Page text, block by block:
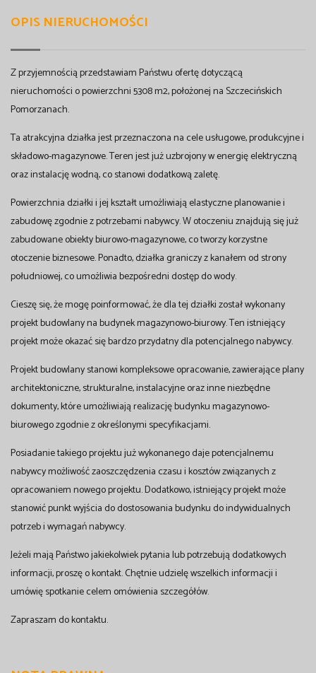
OPIS NIERUCHOMOŚCI
Z przyjemnością przedstawiam Państwu ofertę dotyczącą
nieruchomości o powierzchni 5308 m2, położonej na Szczecińskich
Pomorzanach.
Ta atrakcyjna działka jest przeznaczona na cele usługowe, produkcyjne i
składowo-magazynowe. Teren jest już uzbrojony w energię elektryczną
oraz instalację wodną, co stanowi dodatkową zaletę.
Powierzchnia działki i jej kształt umożliwiają elastyczne planowanie i
zabudowę zgodnie z potrzebami nabywcy. W otoczeniu znajdują się już
zabudowane obiekty biurowo-magazynowe, co tworzy korzystne
otoczenie biznesowe. Ponadto, działka graniczy z kanałem od strony
południowej, co umożliwia bezpośredni dostęp do wody.
Cieszę się, że mogę poinformować, że dla tej działki został wykonany
projekt budowlany na budynek magazynowo-biurowy. Ten istniejący
projekt może okazać się bardzo przydatny dla potencjalnego nabywcy.
Projekt budowlany stanowi kompleksowe opracowanie, zawierające plany
architektoniczne, strukturalne, instalacyjne oraz inne niezbędne
dokumenty, które umożliwiają realizację budynku magazynowo-
biurowego zgodnie z określonymi specyfikacjami.
Posiadanie takiego projektu już wykonanego daje potencjalnemu
nabywcy możliwość zaoszczędzenia czasu i kosztów związanych z
opracowaniem nowego projektu. Dodatkowo, istniejący projekt może
stanowić punkt wyjścia do dostosowania budynku do indywidualnych
potrzeb i wymagań nabywcy.
Jeżeli mają Państwo jakiekolwiek pytania lub potrzebują dodatkowych
informacji, proszę o kontakt. Chętnie udzielę wszelkich informacji i
umówię spotkanie celem omówienia szczegółów.
Zapraszam do kontaktu.